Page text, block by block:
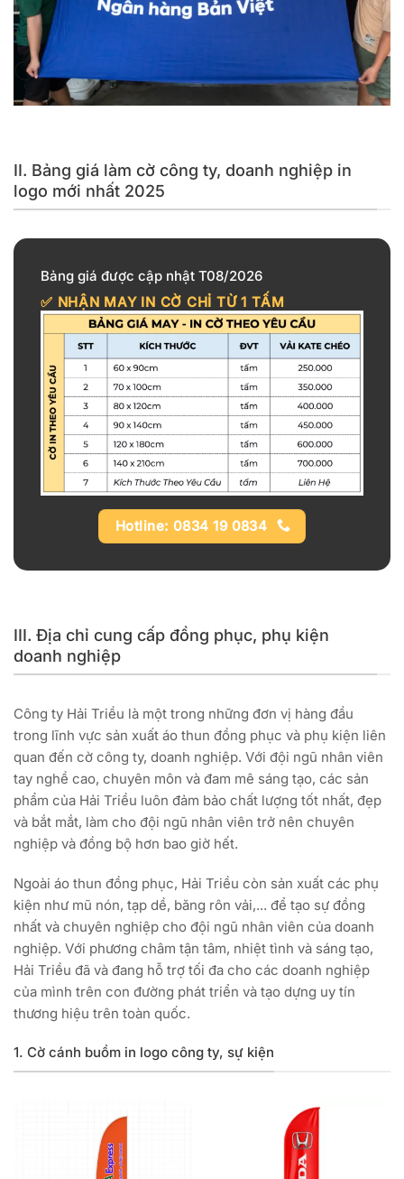
II. Bảng giá làm cờ công ty, doanh nghiệp in
logo mới nhất 2025
Bảng giá được cập nhật T08/2026
✅ NHẬN MAY IN CỜ CHỈ TỪ 1 TẤM
Hotline: 0834 19 0834
III. Địa chỉ cung cấp đồng phục, phụ kiện
doanh nghiệp
Công ty Hải Triều là một trong những đơn vị hàng đầu
trong lĩnh vực sản xuất áo thun đồng phục và phụ kiện liên
quan đến cờ công ty, doanh nghiệp. Với đội ngũ nhân viên
tay nghề cao, chuyên môn và đam mê sáng tạo, các sản
phẩm của Hải Triều luôn đảm bảo chất lượng tốt nhất, đẹp
và bắt mắt, làm cho đội ngũ nhân viên trở nên chuyên
nghiệp và đồng bộ hơn bao giờ hết.
Ngoài áo thun đồng phục, Hải Triều còn sản xuất các phụ
kiện như mũ nón, tạp dề, băng rôn vải,... để tạo sự đồng
nhất và chuyên nghiệp cho đội ngũ nhân viên của doanh
nghiệp. Với phương châm tận tâm, nhiệt tình và sáng tạo,
Hải Triều đã và đang hỗ trợ tối đa cho các doanh nghiệp
của mình trên con đường phát triển và tạo dựng uy tín
thương hiệu trên toàn quốc.
1. Cờ cánh buồm in logo công ty, sự kiện